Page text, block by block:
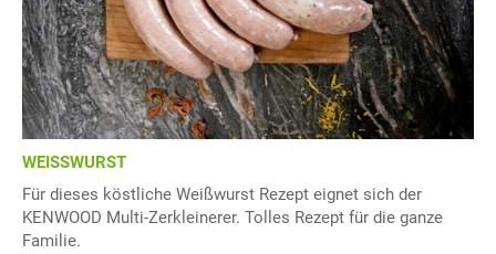
WEISSWURST
Für dieses köstliche Weißwurst Rezept eignet sich der
KENWOOD Multi-Zerkleinerer. Tolles Rezept für die ganze
Familie.